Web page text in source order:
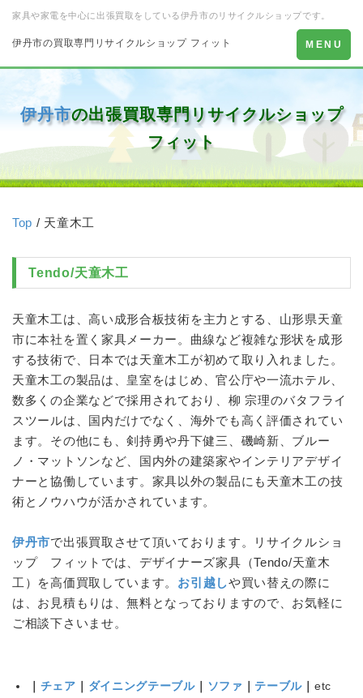
家具や家電を中心に出張買取をしている伊丹市のリサイクルショップです。
伊丹市の買取専門リサイクルショップ フィット
Toggle
navigation
MENU
伊丹市の出張買取専門リサイクルショップ
フィット
Top / 天童木工
Tendo/天童木工
天童木工は、高い成形合板技術を主力とする、山形県天童
市に本社を置く家具メーカー。曲線など複雑な形状を成形
する技術で、日本では天童木工が初めて取り入れました。
天童木工の製品は、皇室をはじめ、官公庁や一流ホテル、
数多くの企業などで採用されており、柳 宗理のバタフライ
スツールは、国内だけでなく、海外でも高く評価されてい
ます。その他にも、剣持勇や丹下健三、磯崎新、ブルー
ノ・マットソンなど、国内外の建築家やインテリアデザイ
ナーと協働しています。家具以外の製品にも 天童木工の技
術とノウハウが活かされています。
伊丹市で出張買取させて頂いております。リサイクルショ
ップ フィットでは、デザイナーズ家具（Tendo/天童木
工 ）を高価買取しています。 お引越しや買い替えの際に
は、お見積もりは、無料となっておりますので、お気軽に
ご相談下さいませ。
チェア ダイニングテーブル｜ ソファ テーブル etc